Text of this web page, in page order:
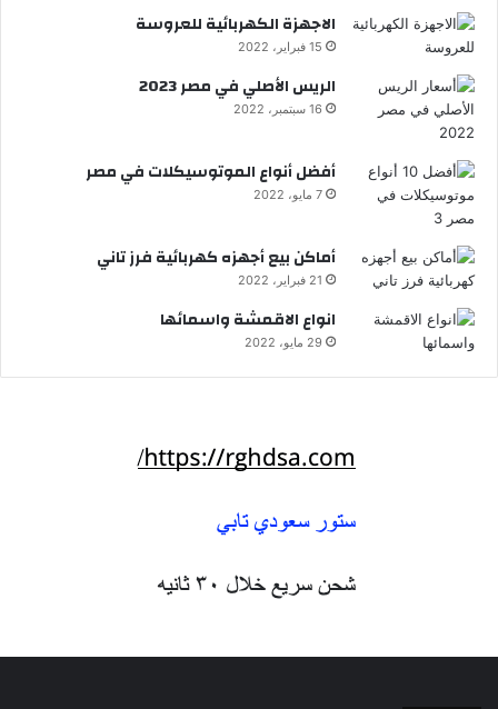
الاجهزة الكهربائية للعروسة
15 فبراير، 2022
الريس الأصلي في مصر 2023
16 سبتمبر، 2022
أفضل أنواع الموتوسيكلات في مصر
7 مايو، 2022
أماكن بيع أجهزه كهربائية فرز تاني
21 فبراير، 2022
انواع الاقمشة واسمائها
29 مايو، 2022